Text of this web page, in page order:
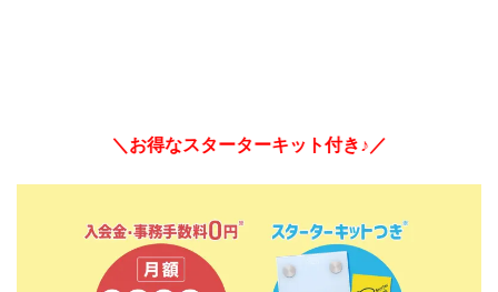
＼お得なスターターキット付き♪／